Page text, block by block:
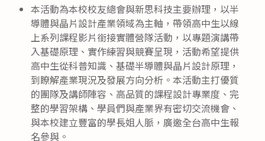
本活動為本校校友總會與新思科技主要辦理，以半
導體與晶片設計產業領域為主軸，帶領高中生以線
上系列課程影片銜接實體營隊活動，以專題演講帶
入基礎原理、實作練習與競賽呈現，活動希望提供
高中生從科普知識、基礎半導體與晶片設計原理，
到瞭解產業現況及發展方向分析。本活動主打優質
的團隊及講師陣容、高品質的課程設計專業度、完
整的學習架構、學員們與產業界有密切交流機會、
與本校建立豐富的學長姐人脈，廣邀全台高中生報
名參與。